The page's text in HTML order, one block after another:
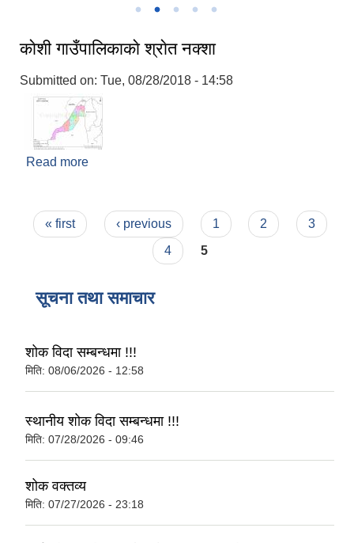
काेशी गाउँपालिकाकाे श्राेत नक्शा
Submitted on: Tue, 08/28/2018 - 14:58
Read more
Pages
« first ‹ previous 1 2
3
4
5
सूचना तथा समाचार
शोक विदा सम्बन्धमा !!!
मिति: 08/06/2026 - 12:58
स्थानीय शोक विदा सम्बन्धमा !!!
मिति: 07/28/2026 - 09:46
शोक वक्तव्य
मिति: 07/27/2026 - 23:18